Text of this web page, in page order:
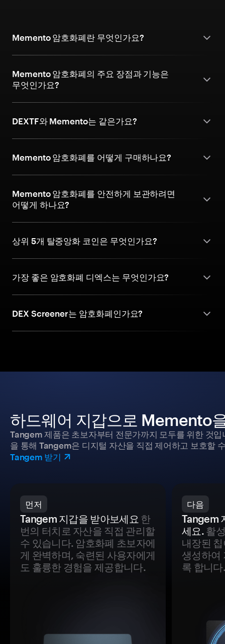
Memento 암호화폐란 무엇인가요?
Memento 암호화폐의 주요 장점과 기능은
무엇인가요?
DEXTF와 Memento는 같은가요?
Memento 암호화폐를 어떻게 구매하나요?
Memento 암호화폐를 안전하게 보관하려면
어떻게 하나요?
상위 5개 탈중앙화 코인은 무엇인가요?
가장 좋은 암호화폐 디엑스는 무엇인가요?
DEX Screener는 암호화폐인가요?
하드웨어 지갑으로 Memento
Tangem 제품은 초보자부터 전문가까지 모두를 위한 것
을 통해 Tangem은 디지털 자산을 직접 제어하고 보호할
Tangem 받기
먼저
Tangem 지갑을 받아보세요 한
번의 터치로 자산을 직접 관리할
수 있습니다. 암호화폐 초보자에
게 완벽하며, 숙련된 사용자에게
도 훌륭한 경험을 제공합니다.
다음
Tangem
세요.활
내장된
생성하여
록 합니다.